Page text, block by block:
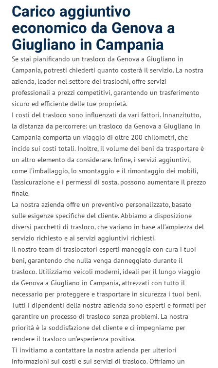
Carico aggiuntivo
economico da Genova a
Giugliano in Campania
Se stai pianificando un trasloco da Genova a Giugliano in
Campania, potresti chiederti quanto costerà il servizio. La nostra
azienda, leader nel settore dei traslochi, offre servizi
professionali a prezzi competitivi, garantendo un trasferimento
sicuro ed efficiente delle tue proprietà.
I costi del trasloco sono influenzati da vari fattori. Innanzitutto,
la distanza da percorrere: un trasloco da Genova a Giugliano in
Campania comporta un viaggio di oltre 200 chilometri, che
incide sui costi totali. Inoltre, il volume dei beni da trasportare è
un altro elemento da considerare. Infine, i servizi aggiuntivi,
come l’imballaggio, lo smontaggio e il rimontaggio dei mobili,
l’assicurazione e i permessi di sosta, possono aumentare il prezzo
finale.
La nostra azienda offre un preventivo personalizzato, basato
sulle esigenze specifiche del cliente. Abbiamo a disposizione
diversi pacchetti di trasloco, che variano in base all’ampiezza del
servizio richiesto e ai servizi aggiuntivi richiesti.
Il nostro team di traslocatori esperti maneggia con cura i tuoi
beni, garantendo che nulla venga danneggiato durante il
trasloco. Utilizziamo veicoli moderni, ideali per il lungo viaggio
da Genova a Giugliano in Campania, attrezzati con tutto il
necessario per proteggere e trasportare in sicurezza i tuoi beni.
Tutti i dipendenti della nostra azienda sono esperti e formati per
garantire un processo di trasloco senza problemi. La nostra
priorità è la soddisfazione del cliente e ci impegniamo per
rendere il trasloco un’esperienza positiva.
Ti invitiamo a contattare la nostra azienda per ulteriori
informazioni sui costi e sui servizi di trasloco. Offriamo un